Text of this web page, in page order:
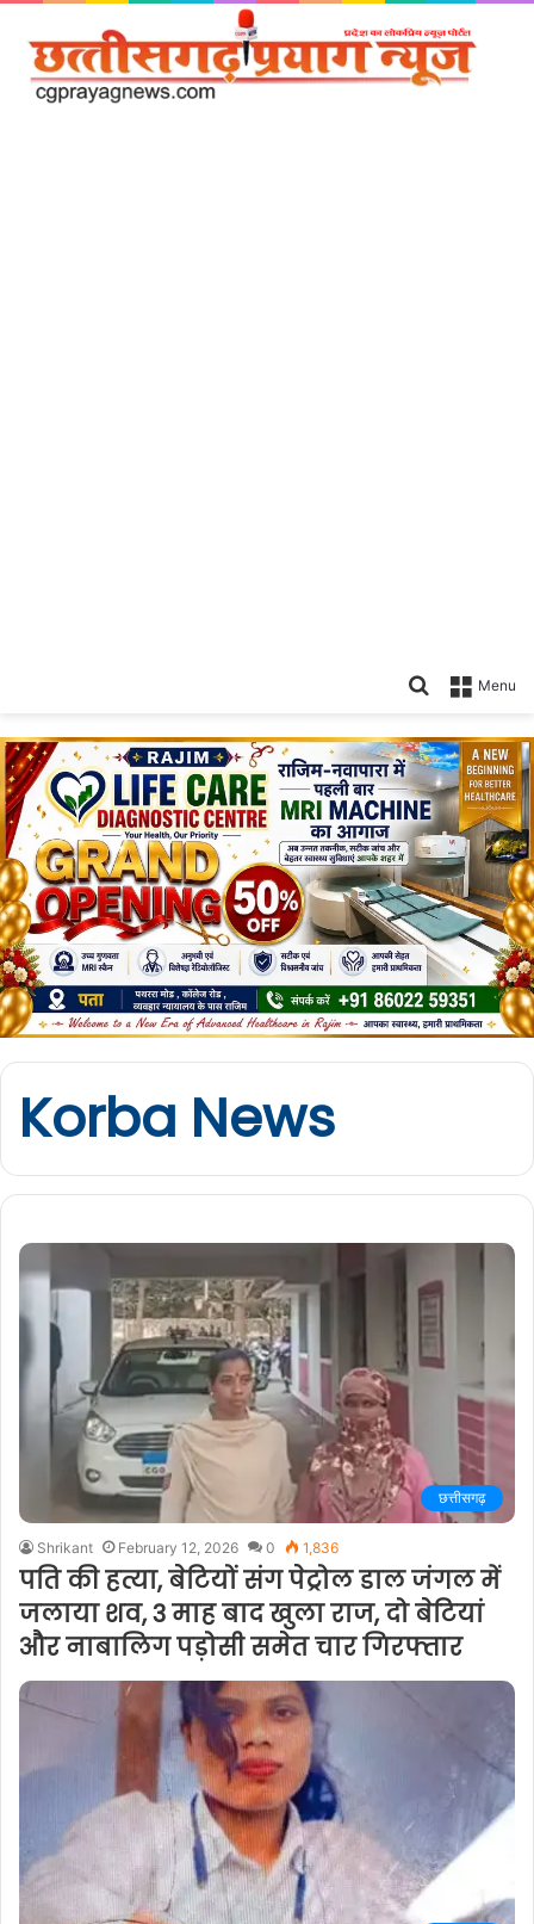
Menu
Search
Korba News
छत्तीसगढ़
Shrikant February 12, 2026 0 1,836
पति की हत्या, बेटियों संग पेट्रोल डाल जंगल में
जलाया शव, 3 माह बाद खुला राज, दो बेटियां
और नाबालिग पड़ोसी समेत चार गिरफ्तार